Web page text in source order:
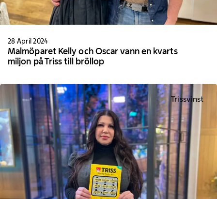
28 April 2024
Malmöparet Kelly och Oscar vann en kvarts
miljon på Triss till bröllop
Trissvinst